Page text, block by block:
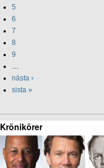
5
6
7
8
9
nästa ›
sista »
Krönikörer